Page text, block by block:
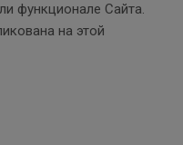
функционале Сайта.
на этой